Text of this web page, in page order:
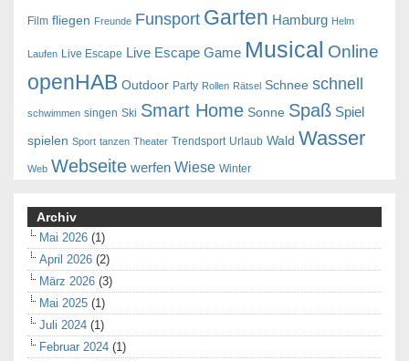
Film fliegen Freunde Funsport Garten Hamburg Helm
Laufen Live Escape Live Escape Game Musical Online
openHAB Outdoor Party Rollen Rätsel Schnee schnell
schwimmen singen Ski Smart Home Sonne Spaß Spiel
spielen Sport tanzen Theater Trendsport Urlaub Wald Wasser
Web Webseite werfen Wiese Winter
Archiv
Mai 2026 (1)
April 2026 (2)
März 2026 (3)
Mai 2025 (1)
Juli 2024 (1)
Februar 2024 (1)